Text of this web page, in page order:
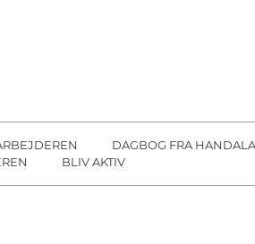
DAGBOG FRA
BLIV AKTIV